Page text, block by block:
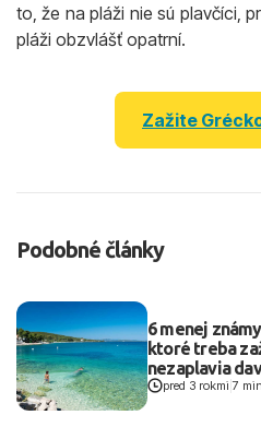
to, že na pláži nie sú plavčíci,
pláži obzvlášť opatrní.
Zažite
Podobné články
6 menej
ktoré treba
nezaplavia
pred 3 rokmi |7